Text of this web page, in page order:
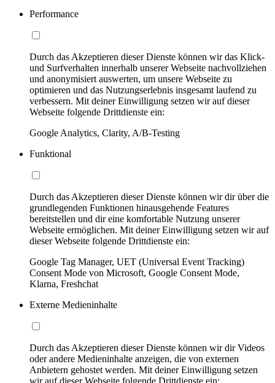
Performance
Durch das Akzeptieren dieser Dienste können wir das Klick-
und Surfverhalten innerhalb unserer Webseite nachvollziehen
und anonymisiert auswerten, um unsere Webseite zu
optimieren und das Nutzungserlebnis insgesamt laufend zu
verbessern. Mit deiner Einwilligung setzen wir auf dieser
Webseite folgende Drittdienste ein:
Google Analytics, Clarity, A/B-Testing
Funktional
Durch das Akzeptieren dieser Dienste können wir dir über die
grundlegenden Funktionen hinausgehende Features
bereitstellen und dir eine komfortable Nutzung unserer
Webseite ermöglichen. Mit deiner Einwilligung setzen wir auf
dieser Webseite folgende Drittdienste ein:
Google Tag Manager, UET (Universal Event Tracking)
Consent Mode von Microsoft, Google Consent Mode,
Klarna, Freshchat
Externe Medieninhalte
Durch das Akzeptieren dieser Dienste können wir dir Videos
oder andere Medieninhalte anzeigen, die von externen
Anbietern gehostet werden. Mit deiner Einwilligung setzen
wir auf dieser Webseite folgende Drittdienste ein: